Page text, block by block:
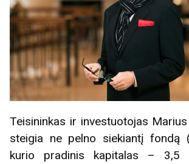
Teisininkas ir investuotojas
steigia ne pelno siekiantį fondą
kurio pradinis kapitalas – 3,5